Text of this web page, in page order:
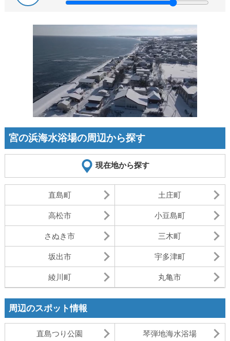
宮の浜海水浴場の周辺から探す
現在地から探す
直島町 土庄町
高松市 小豆島町
さぬき市 三木町
坂出市 宇多津町
綾川町 丸亀市
周辺のスポット情報
直島つり公園 琴弾地海水浴場